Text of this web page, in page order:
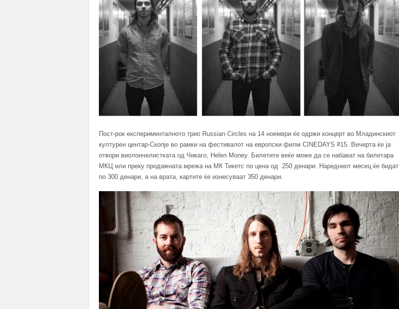
Пост-рок експерименталното трио Russian Circles на 14 ноември ќе одржи концерт во Младинскиот
културен центар-Скопје во рамки на фестивалот на европски филм CINEDAYS #15. Вечерта ќе ја
отвори виолончелистката од Чикаго, Helen Money. Билетите веќе може да се набават на билетара
МКЦ или преку продажната мрежа на МК Тикетс по цена од 250 денари. Наредниот месец ќе бидат
по 300 денари, а на врата, картите ќе изнесуваат 350 денари.